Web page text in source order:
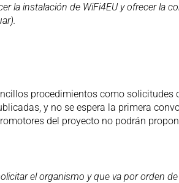
la instalación de WiFi4EU y ofrecer la
procedimientos como
y no se espera la primera
del proyecto no podrán
el organismo y que va por orden